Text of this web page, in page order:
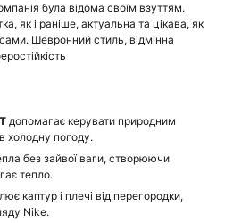
була відома своїм взуттям.
як і раніше, актуальна та цікава, як
Шевронний стиль, відмінна
допомагає керувати природним
холодну погоду.
без зайвої ваги, створюючи
тепло.
каптур і плечі від перегородки,
Nike.